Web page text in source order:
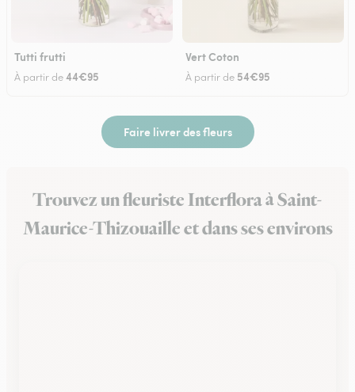
Tutti frutti
À partir de44€95
Vert Coton
À partir de 54€95
Faire livrer des fleurs
Trouvez un fleuriste Interflora à Saint-
Maurice-Thizouaille et dans ses environs